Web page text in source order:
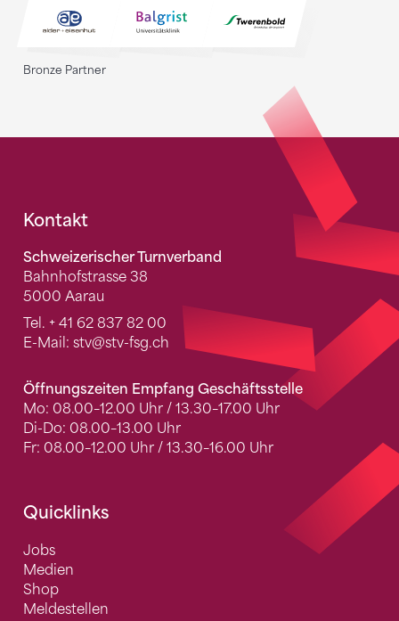
Bronze Partner
Fusszeile
Kontakt
Schweizerischer Turnverband
Bahnhofstrasse 38
5000 Aarau
Tel. + 41 62 837 82 00
E-Mail: stv@stv-fsg.ch
Öffnungszeiten Empfang Geschäftsstelle
Mo: 08.00–12.00 Uhr / 13.30–17.00 Uhr
Di-Do: 08.00–13.00 Uhr
Fr: 08.00–12.00 Uhr / 13.30–16.00 Uhr
Quicklinks
Jobs
Medien
Shop
Meldestellen